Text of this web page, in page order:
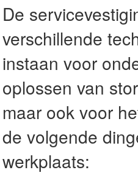
De
verschillende
instaan voor
oplossen van
maar ook voor
de volgende
werkplaats: